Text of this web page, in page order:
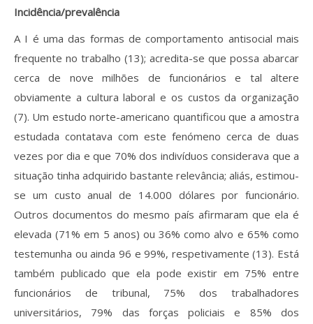
Incidência/prevalência
A I é uma das formas de comportamento antisocial mais
frequente no trabalho (13); acredita-se que possa abarcar
cerca de nove milhões de funcionários e tal altere
obviamente a cultura laboral e os custos da organização
(7). Um estudo norte-americano quantificou que a amostra
estudada contatava com este fenómeno cerca de duas
vezes por dia e que 70% dos indivíduos considerava que a
situação tinha adquirido bastante relevância; aliás, estimou-
se um custo anual de 14.000 dólares por funcionário.
Outros documentos do mesmo país afirmaram que ela é
elevada (71% em 5 anos) ou 36% como alvo e 65% como
testemunha ou ainda 96 e 99%, respetivamente (13). Está
também publicado que ela pode existir em 75% entre
funcionários de tribunal, 75% dos trabalhadores
universitários, 79% das forças policiais e 85% dos